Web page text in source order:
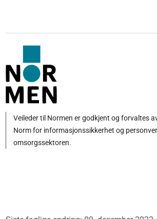
Veileder til Normen er godkjent og forvaltes
Norm for informasjonssikkerhet og
omsorgssektoren.